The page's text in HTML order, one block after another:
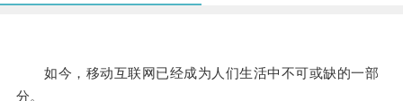
如今，移动互联网已经成为人们生活中不可或缺的一部
分。